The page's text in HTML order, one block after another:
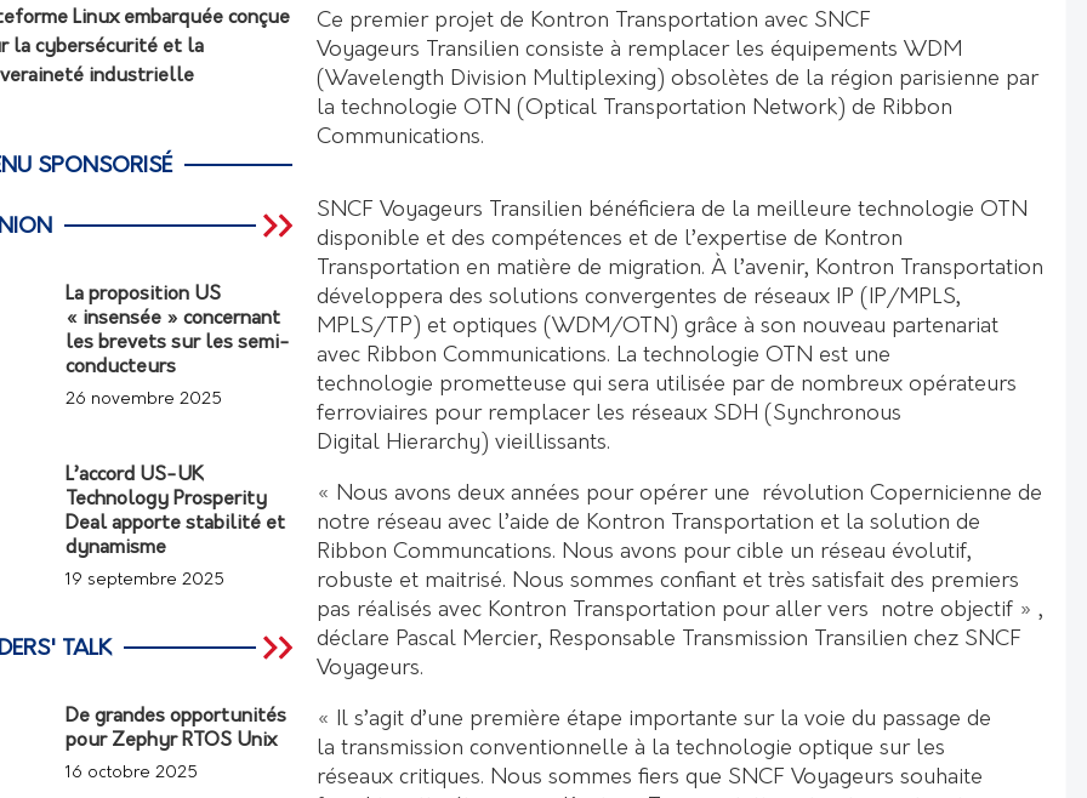
Ce premier projet de Kontron Transportation avec SNCF
Voyageurs Transilien consiste à remplacer les équipements WDM
(Wavelength Division Multiplexing) obsolètes de la région parisienne par
la technologie OTN (Optical Transportation Network) de Ribbon
Communications.
SNCF Voyageurs Transilien bénéficiera de la meilleure technologie OTN
disponible et des compétences et de l’expertise de Kontron
Transportation en matière de migration. À l’avenir, Kontron Transportation
développera des solutions convergentes de réseaux IP (IP/MPLS,
MPLS/TP) et optiques (WDM/OTN) grâce à son nouveau partenariat
avec Ribbon Communications. La technologie OTN est une
technologie prometteuse qui sera utilisée par de nombreux opérateurs
ferroviaires pour remplacer les réseaux SDH (Synchronous
Digital Hierarchy) vieillissants.
« Nous avons deux années pour opérer une révolution Copernicienne de
notre réseau avec l’aide de Kontron Transportation et la solution de
Ribbon Communcations. Nous avons pour cible un réseau évolutif,
robuste et maitrisé. Nous sommes confiant et très satisfait des premiers
pas réalisés avec Kontron Transportation pour aller vers notre objectif » ,
déclare Pascal Mercier, Responsable Transmission Transilien chez SNCF
Voyageurs.
« Il s’agit d’une première étape importante sur la voie du passage de
la transmission conventionnelle à la technologie optique sur les
réseaux critiques. Nous sommes fiers que SNCF Voyageurs souhaite
Linux embarquée conçue
la cybersécurité et la
industrielle
SPONSORISÉ
La proposition US
« insensée » concernant
les brevets sur les semi-
conducteurs
26 novembre 2025
L’accord US-UK
Technology Prosperity
Deal apporte stabilité et
dynamisme
19 septembre 2025
TALK
De grandes opportunités
pour Zephyr RTOS Unix
16 octobre 2025